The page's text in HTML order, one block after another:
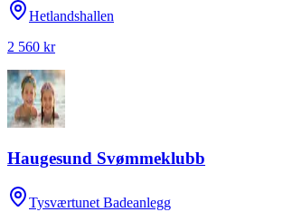
Hetlandshallen
2 560 kr
Haugesund Svømmeklubb
Tysværtunet Badeanlegg